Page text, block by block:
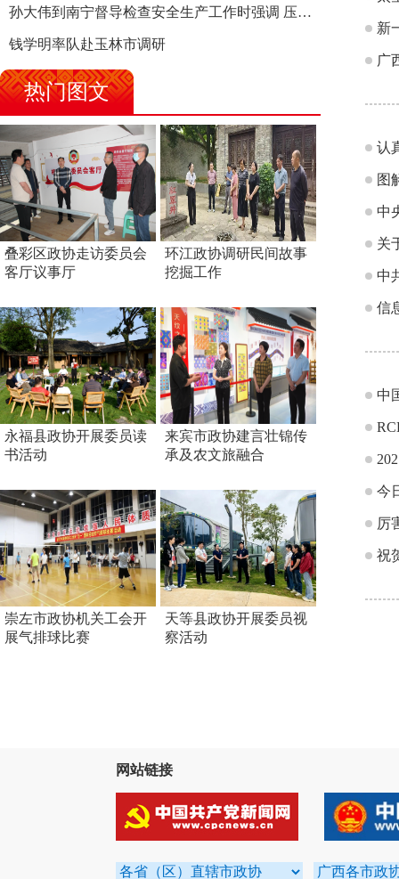
孙大伟到南宁督导检查安全生产工作时强调 压紧压实责任 狠抓隐患整治 坚决筑牢安全生产防线
钱学明率队赴玉林市调研
热门图文
叠彩区政协走访委员会
客厅议事厅
环江政协调研民间故事
挖掘工作
永福县政协开展委员读
书活动
来宾市政协建言壮锦传
承及农文旅融合
崇左市政协机关工会开
展气排球比赛
天等县政协开展委员视
察活动
新
广
认
图
中
关
中
信
中
今
厉
祝
网站链接